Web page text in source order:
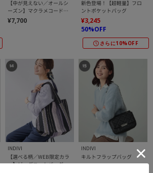
【中が見えない／オールシ
ーズン】マクラメコード巾
着付きメッシュバッグ
¥7,700
新色登場！【超軽量】フロ
ントポケットバッグ
¥3,245
50%OFF
さらに10%OFF
INDIVI
【選べる柄／WEB限定カラ
ー】ビッグニットバッグ
INDIVI
キルトフラップバッグ